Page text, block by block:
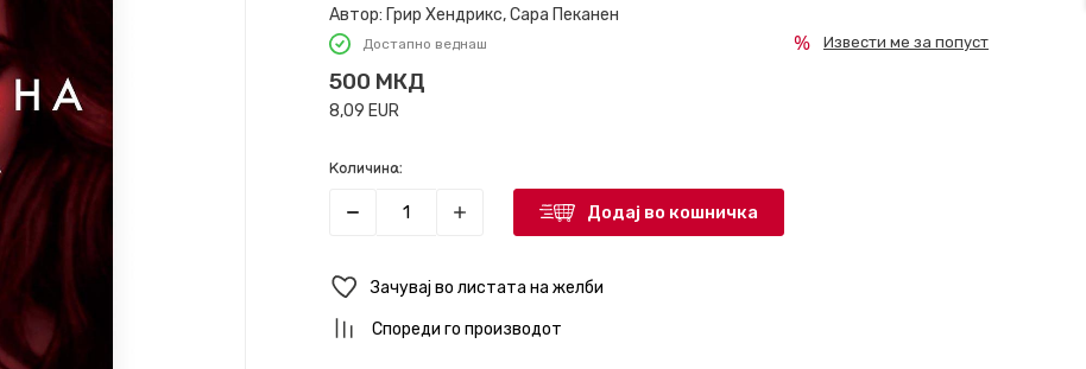
Автор: Грир Хендрикс, Сара Пеканен
Достапно веднаш
500 МКД
8,09 EUR
Извести ме за попуст
Количина:
Додај во кошничка
Зачувај во листата на желби
Спореди го производот